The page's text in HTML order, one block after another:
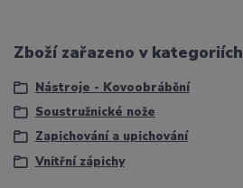
Zboží zařazeno v kategoriích
Nástroje - Kovoobrábění
Soustružnické nože
Zapichování a upichování
Vnitřní zápichy